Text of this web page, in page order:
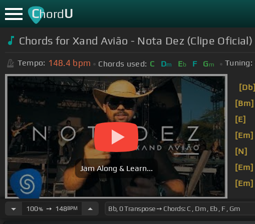
ChordU
Chords for Xand Avião - Nota Dez (Clipe Oficial)
Tempo: 148.4 bpm Chords used: C Dm Eb F Gm Tuning:
Jam Along & Learn...
[Db]
[Bm]
[E]
[Em]
[N]
[Em]
[Em]
100%➙ 148BPM